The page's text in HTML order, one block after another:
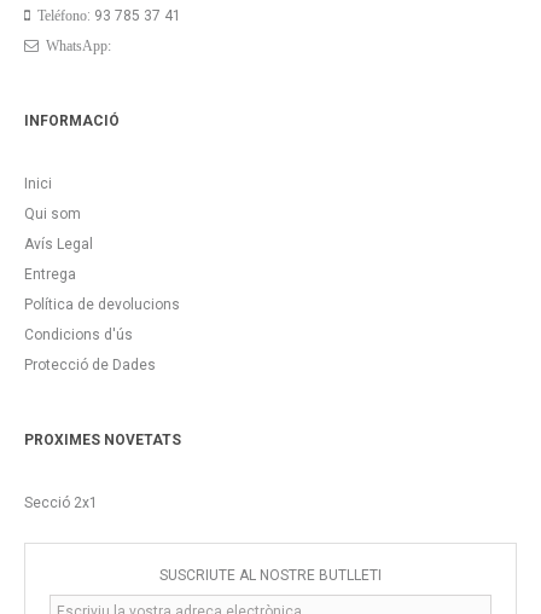
Teléfono: 93 785 37 41
WhatsApp:
INFORMACIÓ
Inici
Qui som
Avís Legal
Entrega
Política de devolucions
Condicions d'ús
Protecció de Dades
PROXIMES NOVETATS
Secció 2x1
SUSCRIUTE AL NOSTRE BUTLLETÍ